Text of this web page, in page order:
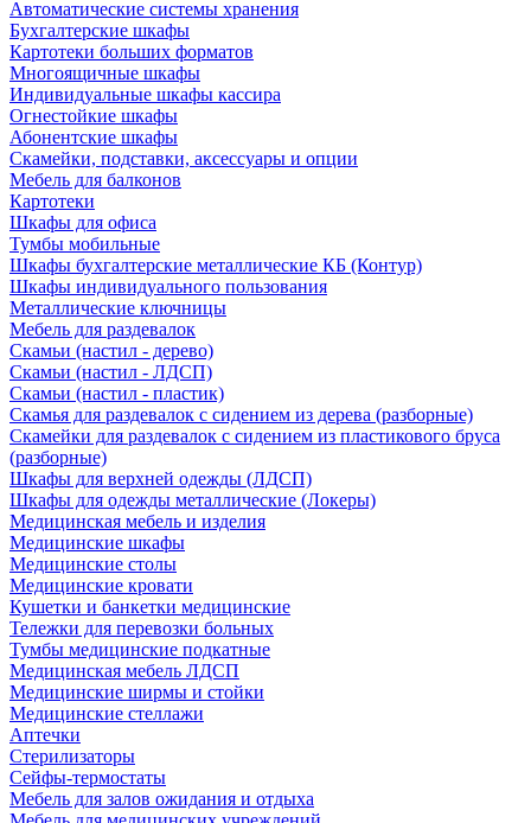
Автоматические системы хранения
Бухгалтерские шкафы
Картотеки больших форматов
Многоящичные шкафы
Индивидуальные шкафы кассира
Огнестойкие шкафы
Абонентские шкафы
Скамейки, подставки, аксессуары и опции
Мебель для балконов
Картотеки
Шкафы для офиса
Тумбы мобильные
Шкафы бухгалтерские металлические КБ (Контур)
Шкафы индивидуального пользования
Металлические ключницы
Мебель для раздевалок
Скамьи (настил - дерево)
Скамьи (настил - ЛДСП)
Скамьи (настил - пластик)
Скамья для раздевалок с сидением из дерева (разборные)
Скамейки для раздевалок с сидением из пластикового бруса
(разборные)
Шкафы для верхней одежды (ЛДСП)
Шкафы для одежды металлические (Локеры)
Медицинская мебель и изделия
Медицинские шкафы
Медицинские столы
Медицинские кровати
Кушетки и банкетки медицинские
Тележки для перевозки больных
Тумбы медицинские подкатные
Медицинская мебель ЛДСП
Медицинские ширмы и стойки
Медицинские стеллажи
Аптечки
Стерилизаторы
Сейфы-термостаты
Мебель для залов ожидания и отдыха